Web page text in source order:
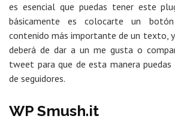
es esencial que puedas tener este
básicamente es colocarte un
contenido más importante de un texto,
deberá de dar a un me gusta o
tweet para que de esta manera puedas
de seguidores.
WP Smush.it